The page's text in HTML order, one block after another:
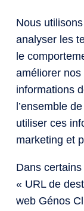
Nous
analyser les
le
améliorer
informations
l’ensemble
utiliser ces
marketing et
Dans
« URL de
web Génos